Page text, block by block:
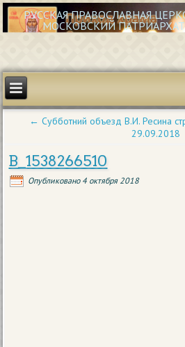
РУССКАЯ ПРАВОСЛАВНАЯ
МОСКОВСКИЙ ПАТРИАРХАТ
← Субботний объезд В.И. Ресина
29.09.2018
B_1538266510
Опубликовано 4 октября 2018